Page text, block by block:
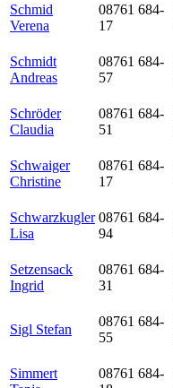
Schmid
Verena
08761 684-
17
Schmidt
Andreas
08761 684-
57
Schröder
Claudia
08761 684-
51
Schwaiger
Christine
08761 684-
17
Schwarzkugler
Lisa
08761 684-
94
Setzensack
Ingrid
08761 684-
31
Sigl Stefan
08761 684-
55
Simmert
08761 684-